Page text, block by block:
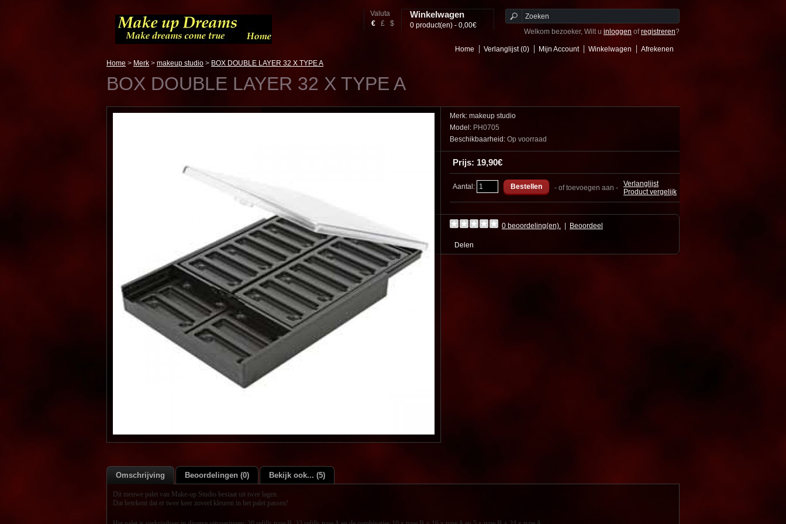
Valuta
€
£ $
Winkelwagen
0 product(en) - 0,00€
Welkom bezoeker, Wilt u inloggen ofregistreren?
Home Verlanglijst (0) Mijn Account Winkelwagen
Afrekenen
Home > Merk > makeup studio > BOX DOUBLE LAYER 32 X TYPE A
BOX DOUBLE LAYER 32 X TYPE A
Merk: makeup studio
Model: PH0705
Beschikbaarheid: Op voorraad
Prijs: 19,90€
Aantal: - of toevoegen aan - Verlanglijst
Product vergelijk
0 beoordeling(en). Beoordeel
Delen
Omschrijving Beoordelingen (0) Bekijk ook... (5)
Dit nieuwe palet van Make-up Studio bestaat uit twee lagen.
Dat betekent dat er twee keer zoveel kleuren in het palet passen!